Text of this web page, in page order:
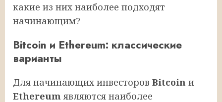
какие из них наиболее подходят
начинающим?
Bitcoin и Ethereum: классические
варианты
Для начинающих инвесторов Bitcoin и
Ethereum являются наиболее